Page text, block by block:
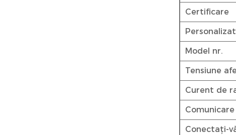
Certificare
Personalizat
Model nr.
Tensiune
Curent de
Comunicare
Conectați-